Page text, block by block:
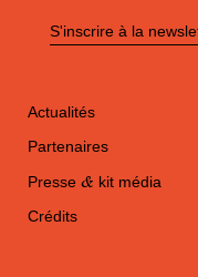
S'inscrire à la
Actualités
Partenaires
Presse & kit média
Crédits